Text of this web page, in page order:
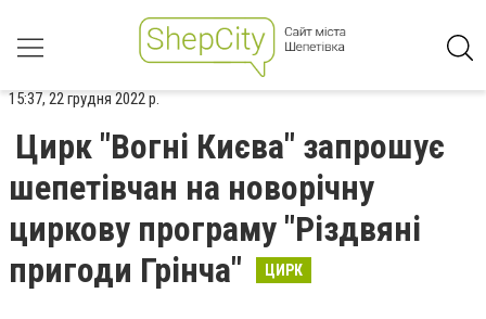
15:37, 22 грудня 2022 р.
Цирк "Вогні Києва" запрошує
шепетівчан на новорічну
циркову програму "Різдвяні
пригоди Грінча"
ЦИРК